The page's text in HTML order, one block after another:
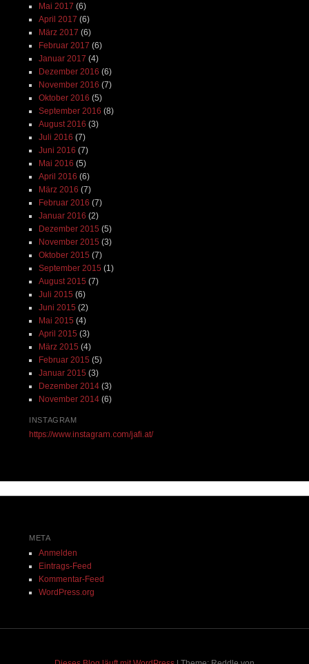
Mai 2017 (6)
April 2017 (6)
März 2017 (6)
Februar 2017 (6)
Januar 2017 (4)
Dezember 2016 (6)
November 2016 (7)
Oktober 2016 (5)
September 2016 (8)
August 2016 (3)
Juli 2016 (7)
Juni 2016 (7)
Mai 2016 (5)
April 2016 (6)
März 2016 (7)
Februar 2016 (7)
Januar 2016 (2)
Dezember 2015 (5)
November 2015 (3)
Oktober 2015 (7)
September 2015 (1)
August 2015 (7)
Juli 2015 (6)
Juni 2015 (2)
Mai 2015 (4)
April 2015 (3)
März 2015 (4)
Februar 2015 (5)
Januar 2015 (3)
Dezember 2014(3)
November 2014(6)
INSTAGRAM
https://www.instagram.com/jafi.at/
META
Anmelden
Eintrags-Feed
Kommentar-Feed
WordPress.org